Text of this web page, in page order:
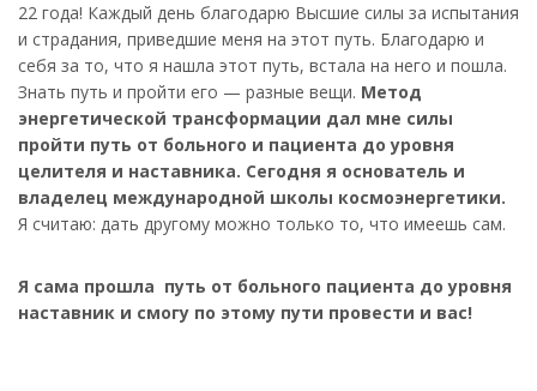
22 года! Каждый день благодарю Высшие силы за испытания
и страдания, приведшие меня на этот путь. Благодарю и
себя за то, что я нашла этот путь, встала на него и пошла.
Знать путь и пройти его — разные вещи. Метод
энергетической трансформации дал мне силы
пройти путь от больного и пациента до уровня
целителя и наставника. Сегодня я основатель и
владелец международной школы космоэнергетики.
Я считаю: дать другому можно только то, что имеешь сам.
Я сама прошла путь от больного пациента до уровня
наставник и смогу по этому пути провести и вас!